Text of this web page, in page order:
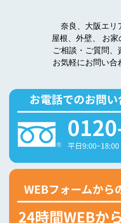
奈良、大阪エリ
屋根、外壁、
お家
ご相談・ご質問、
お気軽にお問い合